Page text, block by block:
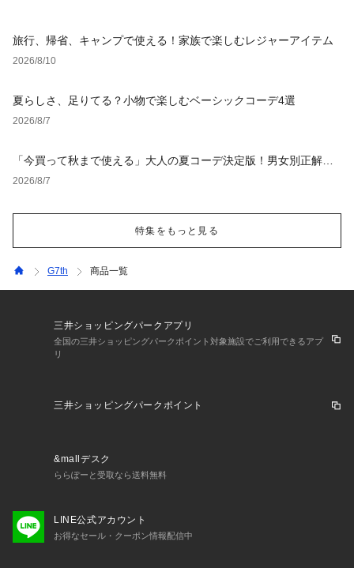
旅行、帰省、キャンプで使える！家族で楽しむレジャーアイテム
2026/8/10
夏らしさ、足りてる？小物で楽しむベーシックコーデ4選
2026/8/7
「今買って秋まで使える」大人の夏コーデ決定版！男女別正解ス
タイルとNGな着こなし
2026/8/7
特集をもっと見る
G7th 商品一覧
三井ショッピングパークアプリ
全国の三井ショッピングパークポイント対象施設でご利用できるアプ
リ
三井ショッピングパークポイント
&mallデスク
ららぽーと受取なら送料無料
LINE公式アカウント
お得なセール・クーポン情報配信中